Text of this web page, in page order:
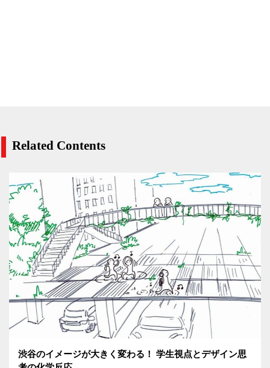
Related Contents
渋谷のイメージが大きく変わる！ 学生視点とデザイン思